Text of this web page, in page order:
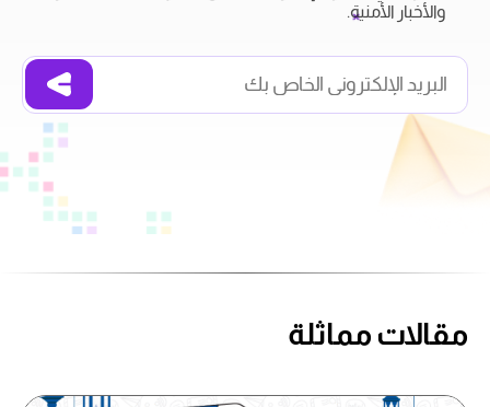
والأخبار الأمنية.
مقالات مماثلة